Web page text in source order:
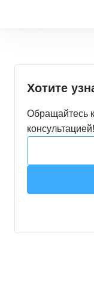
Хотите
Обращайтесь
консультацией!